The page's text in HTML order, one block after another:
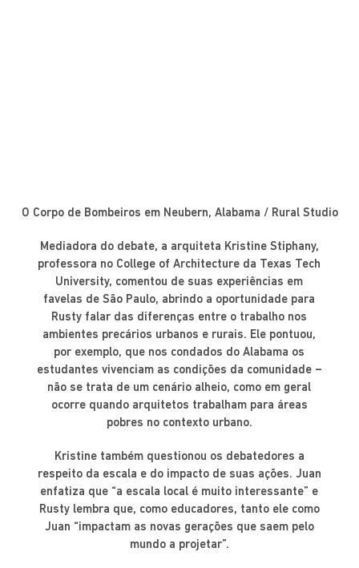
O Corpo de Bombeiros em Neubern, Alabama / Rural Studio
Mediadora do debate, a arquiteta Kristine Stiphany,
professora no College of Architecture da Texas Tech
University, comentou de suas experiências em
favelas de São Paulo, abrindo a oportunidade para
Rusty falar das diferenças entre o trabalho nos
ambientes precários urbanos e rurais. Ele pontuou,
por exemplo, que nos condados do Alabama os
estudantes vivenciam as condições da comunidade –
não se trata de um cenário alheio, como em geral
ocorre quando arquitetos trabalham para áreas
pobres no contexto urbano.
Kristine também questionou os debatedores a
respeito da escala e do impacto de suas ações. Juan
enfatiza que “a escala local é muito interessante” e
Rusty lembra que, como educadores, tanto ele como
Juan “impactam as novas gerações que saem pelo
mundo a projetar”.